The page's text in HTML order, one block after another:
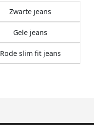
Zwarte jeans
Gele jeans
Rode slim fit jeans